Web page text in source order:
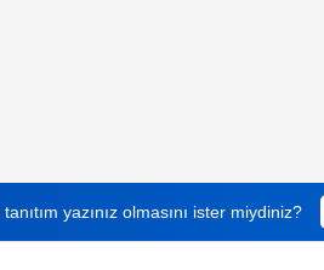
yazınız olmasını ister miydiniz?